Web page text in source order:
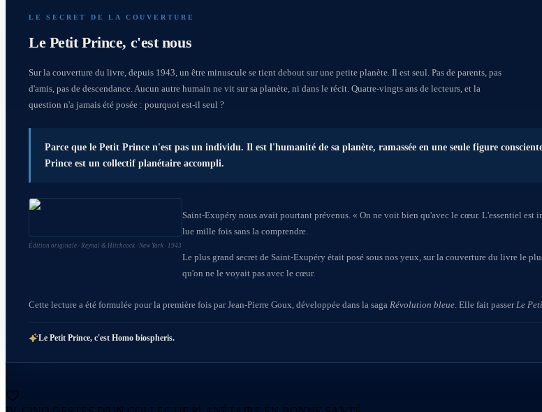
LE SECRET DE LA COUVERTURE
Le Petit Prince, c'est nous
Sur la couverture du livre, depuis 1943, un être minuscule se tient debout sur une petite planète. Il est seul. Pas de parents, pas
d'amis, pas de descendance. Aucun autre humain ne vit sur sa planète, ni dans le récit. Quatre-vingts ans de lecteurs, et la
question n'a jamais été posée : pourquoi est-il seul ?
Parce que le Petit Prince n'est pas un individu. Il est l'humanité de sa planète, ramassée en une seule figure
Prince est un collectif planétaire accompli.
Édition originale · Reynal & Hitchcock · New York · 1943
Saint-Exupéry nous avait pourtant prévenus. « On ne voit bien qu'avec le cœur. L'essentiel
lue mille fois sans la comprendre.
Le plus grand secret de Saint-Exupéry était posé sous nos yeux, sur la couverture du livre le
qu'on ne le voyait pas avec le cœur.
Cette lecture a été formulée pour la première fois par Jean-Pierre Goux, développée dans la saga Révolution bleue. Elle fait passerLe
Le Petit Prince, c'est Homo biospheris.